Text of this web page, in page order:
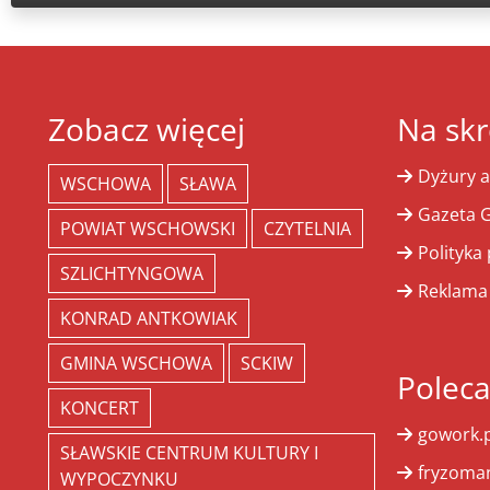
Zobacz więcej
WSCHOWA
SŁAWA
POWIAT WSCHOWSKI
CZYTELNIA
SZLICHTYNGOWA
KONRAD ANTKOWIAK
GMINA WSCHOWA
SCKIW
KONCERT
SŁAWSKIE CENTRUM KULTURY I
WYPOCZYNKU
Na
Dyżury
Gazeta
Polityka
Reklama